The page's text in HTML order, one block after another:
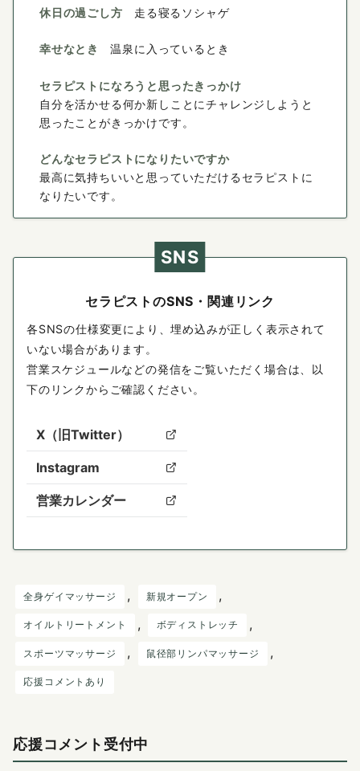
休日の過ごし方 走る寝るソシャゲ
幸せなとき 温泉に入っているとき
セラピストになろうと思ったきっかけ
自分を活かせる何か新しことにチャレンジしようと
思ったことがきっかけです。
どんなセラピストになりたいですか
最高に気持ちいいと思っていただけるセラピストに
なりたいです。
SNS
セラピストのSNS・関連リンク
各SNSの仕様変更により、埋め込みが正しく表示されて
いない場合があります。
営業スケジュールなどの発信をご覧いただく場合は、以
下のリンクからご確認ください。
X（旧Twitter）
Instagram
営業カレンダー
全身ゲイマッサージ , 新規オープン ,
オイルトリートメント , ボディストレッチ ,
スポーツマッサージ , 鼠径部リンパマッサージ ,
応援コメントあり
応援コメント受付中